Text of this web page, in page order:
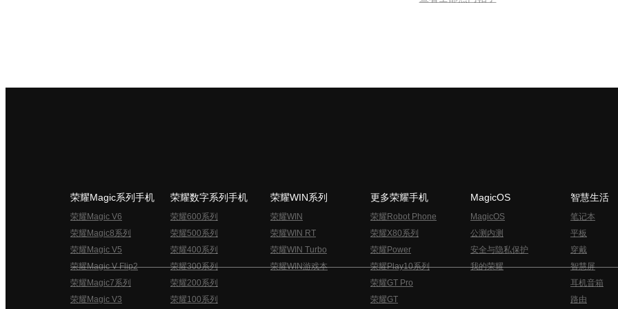
荣耀Magic系列手机
荣耀Magic V6
荣耀Magic8系列
荣耀Magic V5
荣耀Magic V Flip2
荣耀Magic7系列
荣耀Magic V3
荣耀数字系列手机
荣耀600系列
荣耀500系列
荣耀400系列
荣耀300系列
荣耀200系列
荣耀100系列
荣耀WIN系列
荣耀WIN
荣耀WIN RT
荣耀WIN Turbo
荣耀WIN游戏本
更多荣耀手机
荣耀Robot Phone
荣耀X80系列
荣耀Power
荣耀Play10系列
荣耀GT Pro
荣耀GT
MagicOS
MagicOS
公测内测
安全与隐私保护
我的荣耀
智慧生活
笔记本
平板
穿戴
智慧屏
耳机音箱
路由